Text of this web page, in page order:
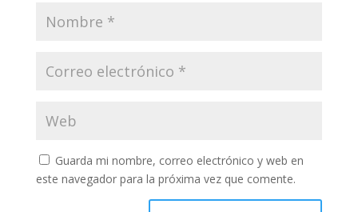
Guarda mi nombre, correo electrónico y web en
este navegador para la próxima vez que comente.